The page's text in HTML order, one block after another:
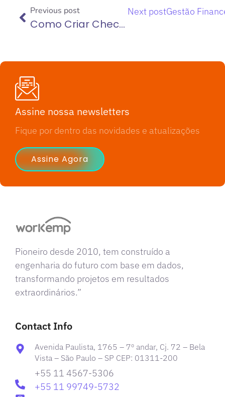
Previous post
Como Criar Checklists Eficientes para Melhorar o Controle das Obras
Next postGestão
Assine nossa newsletters
Fique por dentro das novidades e atualizações
Assine Agora
Pioneiro desde 2010, tem construído a
engenharia do futuro com base em dados,
transformando projetos em resultados
extraordinários.”
Contact Info
Avenida Paulista, 1765 – 7º andar, Cj. 72 – Bela
Vista – São Paulo – SP CEP: 01311-200
+55 11 4567-5306
+55 11 99749-5732